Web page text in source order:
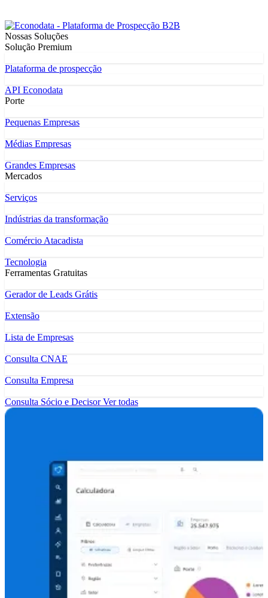
Nossas Soluções
Solução Premium
Plataforma de prospecção
API Econodata
Porte
Pequenas Empresas
Médias Empresas
Grandes Empresas
Mercados
Serviços
Indústrias da transformação
Comércio Atacadista
Tecnologia
Ferramentas Gratuitas
Gerador de Leads Grátis
Extensão
Lista de Empresas
Consulta CNAE
Consulta Empresa
Consulta Sócio e DecisorVer todas